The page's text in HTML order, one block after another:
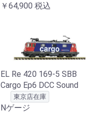
￥64,900 税込
EL Re 420 169-5 SBB
Cargo Ep6 DCC Sound
東京店在庫
Nゲージ